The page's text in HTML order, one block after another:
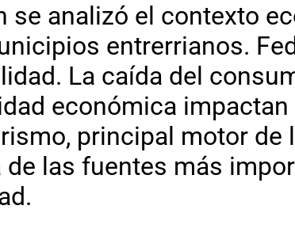
se analizó el contexto
entrerrianos.
La caída del
económica impactan
principal motor de
las fuentes más